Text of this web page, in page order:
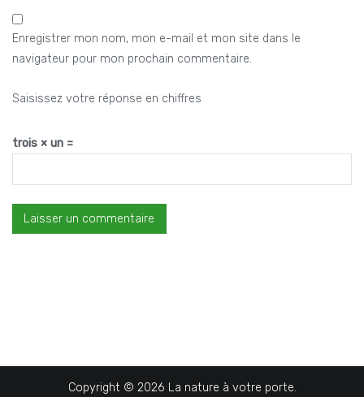
Enregistrer mon nom, mon e-mail et mon site dans le
navigateur pour mon prochain commentaire.
Saisissez votre réponse en chiffres
trois × un =
Copyright © 2026 La nature à votre porte.